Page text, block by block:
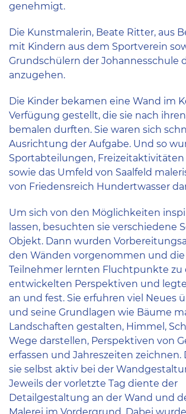
genehmigt.
Die Kunstmalerin, Beate Ritter, aus
mit Kindern aus dem Sportverein
Grundschülern der Johannesschule
anzugehen.
Die Kinder bekamen eine Wand im
Verfügung gestellt, die sie nach
bemalen durften. Sie waren sich
Ausrichtung der Aufgabe. Und so
Sportabteilungen, Freizeitaktivitäten
sowie das Umfeld von Saalfeld
von Friedensreich Hundertwasser
Um sich von den Möglichkeiten
lassen, besuchten sie verschiedene
Objekt. Dann wurden
den Wänden vorgenommen und
Teilnehmer lernten Fluchtpunkte zu
entwickelten Perspektiven und
an und fest. Sie erfuhren viel Neues
und seine Grundlagen wie Bäume
Landschaften gestalten, Himmel,
Wege darstellen, Perspektiven von
erfassen und Jahreszeiten
sie selbst aktiv bei der
Jeweils der vorletzte Tag diente der
Detailgestaltung an der Wand und